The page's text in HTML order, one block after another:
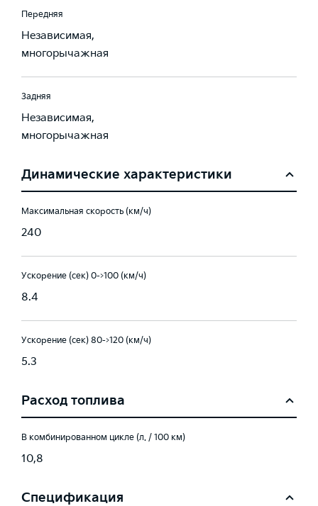
Передняя
Независимая,
многорычажная
Задняя
Независимая,
многорычажная
Динамические характеристики
Максимальная скорость (км/ч)
240
Ускорение (сек) 0->100 (км/ч)
8.4
Ускорение (сек) 80->120 (км/ч)
5.3
Расход топлива
В комбинированном цикле (л. / 100 км)
10,8
Спецификация